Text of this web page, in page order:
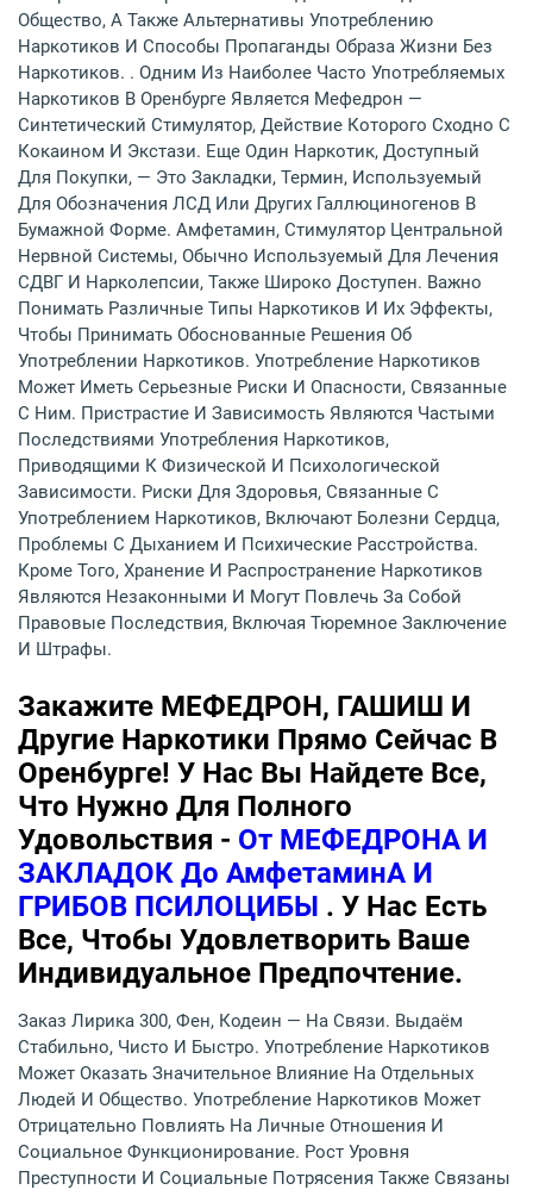
Общество, А Также Альтернативы Употреблению
Наркотиков И Способы Пропаганды Образа Жизни Без
Наркотиков. . Одним Из Наиболее Часто Употребляемых
Наркотиков В Оренбурге Является Мефедрон —
Синтетический Стимулятор, Действие Которого Сходно С
Кокаином И Экстази. Еще Один Наркотик, Доступный
Для Покупки, — Это Закладки, Термин, Используемый
Для Обозначения ЛСД Или Других Галлюциногенов В
Бумажной Форме. Амфетамин, Стимулятор Центральной
Нервной Системы, Обычно Используемый Для Лечения
СДВГ И Нарколепсии, Также Широко Доступен. Важно
Понимать Различные Типы Наркотиков И Их Эффекты,
Чтобы Принимать Обоснованные Решения Об
Употреблении Наркотиков. Употребление Наркотиков
Может Иметь Серьезные Риски И Опасности, Связанные
С Ним. Пристрастие И Зависимость Являются Частыми
Последствиями Употребления Наркотиков,
Приводящими К Физической И Психологической
Зависимости. Риски Для Здоровья, Связанные С
Употреблением Наркотиков, Включают Болезни Сердца,
Проблемы С Дыханием И Психические Расстройства.
Кроме Того, Хранение И Распространение Наркотиков
Являются Незаконными И Могут Повлечь За Собой
Правовые Последствия, Включая Тюремное Заключение
И Штрафы.
Закажите МЕФЕДРОН, ГАШИШ И
Другие Наркотики Прямо Сейчас В
Оренбурге! У Нас Вы Найдете Все,
Что Нужно Для Полного
Удовольствия - От МЕФЕДРОНА И
ЗАКЛАДОК До АмфетаминА И
ГРИБОВ ПСИЛОЦИБЫ . У Нас Есть
Все, Чтобы Удовлетворить Ваше
Индивидуальное Предпочтение.
Заказ Лирика 300, Фен, Кодеин — На Связи. Выдаём
Стабильно, Чисто И Быстро. Употребление Наркотиков
Может Оказать Значительное Влияние На Отдельных
Людей И Общество. Употребление Наркотиков Может
Отрицательно Повлиять На Личные Отношения И
Социальное Функционирование. Рост Уровня
Преступности И Социальные Потрясения Также Связаны